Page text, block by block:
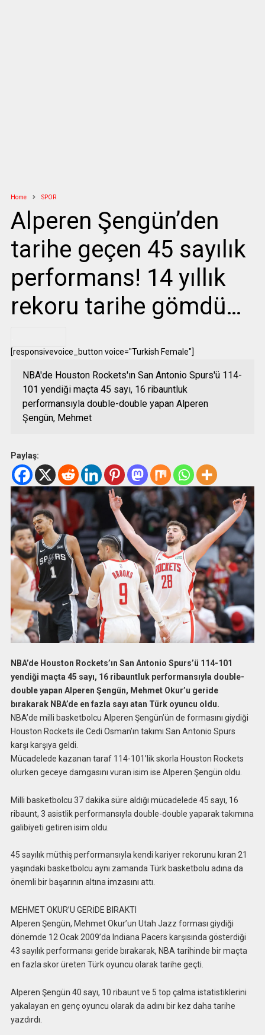
Home SPOR
Alperen Şengün’den
tarihe geçen 45 sayılık
performans! 14 yıllık
rekoru tarihe gömdü…
[responsivevoice_button voice="Turkish Female"]
NBA'de Houston Rockets'ın San Antonio Spurs'ü 114-
101 yendiği maçta 45 sayı, 16 ribauntluk
performansıyla double-double yapan Alperen
Şengün, Mehmet
Paylaş:
NBA’de Houston Rockets’ın San Antonio Spurs’ü 114-101
yendiği maçta 45 sayı, 16 ribauntluk performansıyla double-
double yapan Alperen Şengün, Mehmet Okur’u geride
bırakarak NBA’de en fazla sayı atan Türk oyuncu oldu.
NBA’de milli basketbolcu Alperen Şengün’ün de formasını giydiği
Houston Rockets ile Cedi Osman’ın takımı San Antonio Spurs
karşı karşıya geldi.
Mücadelede kazanan taraf 114-101’lik skorla Houston Rockets
olurken geceye damgasını vuran isim ise Alperen Şengün oldu.
Milli basketbolcu 37 dakika süre aldığı mücadelede 45 sayı, 16
ribaunt, 3 asistlik performansıyla double-double yaparak takımına
galibiyeti getiren isim oldu.
45 sayılık müthiş performansıyla kendi kariyer rekorunu kıran 21
yaşındaki basketbolcu aynı zamanda Türk basketbolu adına da
önemli bir başarının altına imzasını attı.
MEHMET OKUR’U GERİDE BIRAKTI
Alperen Şengün, Mehmet Okur’un Utah Jazz forması giydiği
dönemde 12 Ocak 2009’da Indiana Pacers karşısında gösterdiği
43 sayılık performansı geride bırakarak, NBA tarihinde bir maçta
en fazla skor üreten Türk oyuncu olarak tarihe geçti.
Alperen Şengün 40 sayı, 10 ribaunt ve 5 top çalma istatistiklerini
yakalayan en genç oyuncu olarak da adını bir kez daha tarihe
yazdırdı.